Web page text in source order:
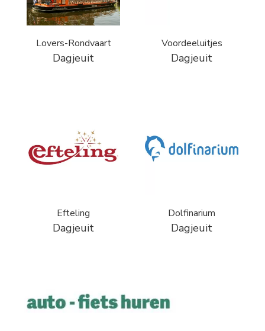
Lovers-Rondvaart
Dagjeuit
Voordeeluitjes
Dagjeuit
Efteling
Dagjeuit
Dolfinarium
Dagjeuit